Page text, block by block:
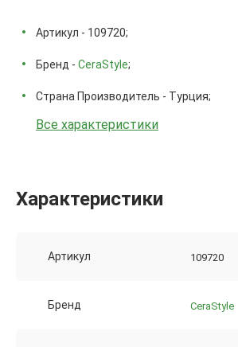
Артикул - 109720;
Бренд - CeraStyle;
Страна Производитель - Турция;
Все характеристики
Характеристики
Артикул 109720
Бренд CeraStyle